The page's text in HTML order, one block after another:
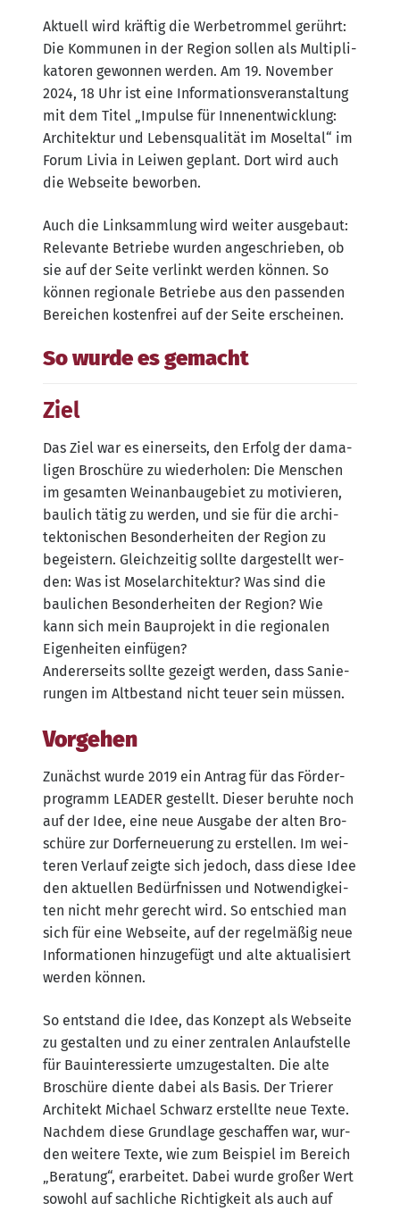
Aktu­ell wird kräf­tig die Wer­be­trom­mel gerührt:
Die Kom­mu­nen in der Regi­on sol­len als Mul­ti­pli­
ka­to­ren gewon­nen wer­den. Am 19. Novem­ber
2024, 18 Uhr ist eine Infor­ma­ti­ons­ver­an­stal­tung
mit dem Titel „Impul­se für Innen­ent­wick­lung:
Archi­tek­tur und Lebens­qua­li­tät im Mos­el­tal“ im
Forum Livia in Lei­wen geplant. Dort wird auch
die Web­sei­te beworben.
Auch die Link­samm­lung wird wei­ter aus­ge­baut:
Rele­van­te Betrie­be wur­den ange­schrie­ben, ob
sie auf der Sei­te ver­linkt wer­den kön­nen. So
kön­nen regio­na­le Betrie­be aus den pas­sen­den
Berei­chen kos­ten­frei auf der Sei­te erscheinen.
So wurde es gemacht
Ziel
Das Ziel war es einer­seits, den Erfolg der dama­
li­gen Bro­schü­re zu wie­der­ho­len: Die Men­schen
im gesam­ten Wein­an­bau­ge­biet zu moti­vie­ren,
bau­lich tätig zu wer­den, und sie für die archi­
tek­to­ni­schen Beson­der­hei­ten der Regi­on zu
begeis­tern. Gleich­zei­tig soll­te dar­ge­stellt wer­
den: Was ist Mose­lar­chi­tek­tur? Was sind die
bau­li­chen Beson­der­hei­ten der Regi­on? Wie
kann sich mein Bau­pro­jekt in die regio­na­len
Eigen­hei­ten ein­fü­gen?
Ande­rer­seits soll­te gezeigt wer­den, dass Sanie­
run­gen im Alt­be­stand nicht teu­er sein müssen.
Vorgehen
Zunächst wur­de 2019 ein Antrag für das För­der­
pro­gramm LEADER gestellt. Die­ser beruh­te noch
auf der Idee, eine neue Aus­ga­be der alten Bro­
schü­re zur Dorf­er­neue­rung zu erstel­len. Im wei­
te­ren Ver­lauf zeig­te sich jedoch, dass die­se Idee
den aktu­el­len Bedürf­nis­sen und Not­wen­dig­kei­
ten nicht mehr gerecht wird. So ent­schied man
sich für eine Web­sei­te, auf der regel­mä­ßig neue
Infor­ma­tio­nen hin­zu­ge­fügt und alte aktua­li­siert
wer­den können.
So ent­stand die Idee, das Kon­zept als Web­sei­te
zu gestal­ten und zu einer zen­tra­len Anlauf­stel­le
für Bau­in­ter­es­sier­te umzu­ge­stal­ten. Die alte
Bro­schü­re dien­te dabei als Basis. Der Trie­rer
Archi­tekt Micha­el Schwarz erstell­te neue Tex­te.
Nach­dem die­se Grund­la­ge geschaf­fen war, wur­
den wei­te­re Tex­te, wie zum Bei­spiel im Bereich
„Bera­tung“, erar­bei­tet. Dabei wur­de gro­ßer Wert
sowohl auf sach­li­che Rich­tig­keit als auch auf